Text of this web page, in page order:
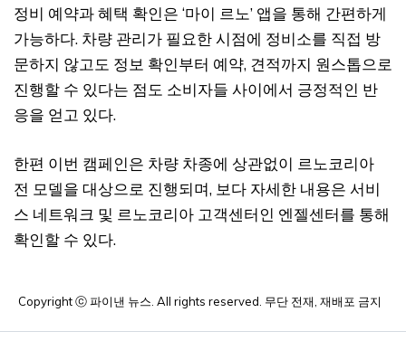
정비 예약과 혜택 확인은 ‘마이 르노’ 앱을 통해 간편하게
가능하다. 차량 관리가 필요한 시점에 정비소를 직접 방
문하지 않고도 정보 확인부터 예약, 견적까지 원스톱으로
진행할 수 있다는 점도 소비자들 사이에서 긍정적인 반
응을 얻고 있다.
한편 이번 캠페인은 차량 차종에 상관없이 르노코리아
전 모델을 대상으로 진행되며, 보다 자세한 내용은 서비
스 네트워크 및 르노코리아 고객센터인 엔젤센터를 통해
확인할 수 있다.
Copyright ⓒ 파이낸 뉴스. All rights reserved. 무단 전재, 재배포 금지